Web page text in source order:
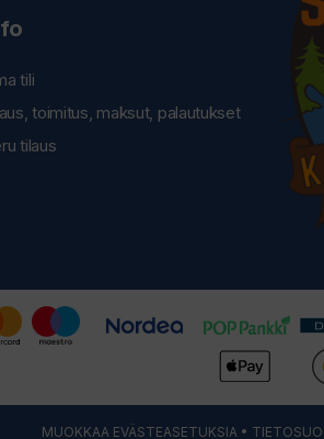
tili
toimitus, maksut, palautukset
tilaus
MUOKKAA EVÄSTEASETUKSIA•